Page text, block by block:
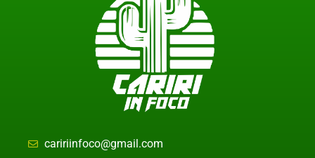
caririinfoco@gmail.com